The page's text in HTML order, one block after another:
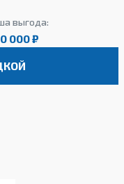
выгода:
000 ₽